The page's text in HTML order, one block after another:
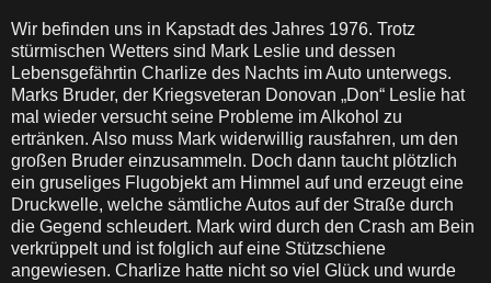
Wir befinden uns in Kapstadt des Jahres 1976. Trotz
stürmischen Wetters sind Mark Leslie und dessen
Lebensgefährtin Charlize des Nachts im Auto unterwegs.
Marks Bruder, der Kriegsveteran Donovan „Don“ Leslie hat
mal wieder versucht seine Probleme im Alkohol zu
ertränken. Also muss Mark widerwillig rausfahren, um den
großen Bruder einzusammeln. Doch dann taucht plötzlich
ein gruseliges Flugobjekt am Himmel auf und erzeugt eine
Druckwelle, welche sämtliche Autos auf der Straße durch
die Gegend schleudert. Mark wird durch den Crash am Bein
verkrüppelt und ist folglich auf eine Stützschiene
angewiesen. Charlize hatte nicht so viel Glück und wurde